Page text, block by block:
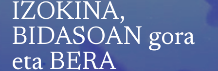
IZOKINA,
BIDASOAN gora
eta BERA